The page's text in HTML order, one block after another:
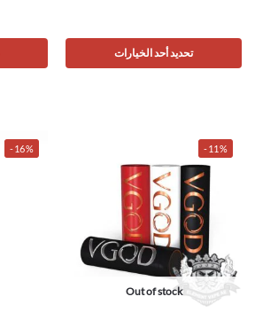
تحديد أحد الخيارات
-11%
Out of stock
-16%